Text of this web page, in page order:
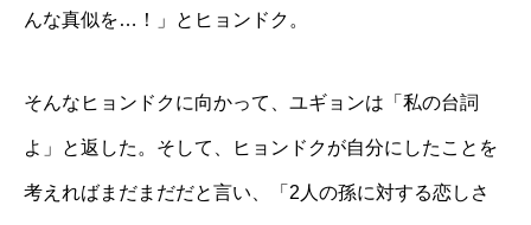
んな真似を…！」とヒョンドク。
そんなヒョンドクに向かって、ユギョンは「私の台詞
よ」と返した。そして、ヒョンドクが自分にしたことを
考えればまだまだだと言い、「2人の孫に対する恋しさ